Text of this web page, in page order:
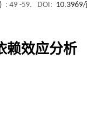
: 49 -59. DOI:
赖效应分析